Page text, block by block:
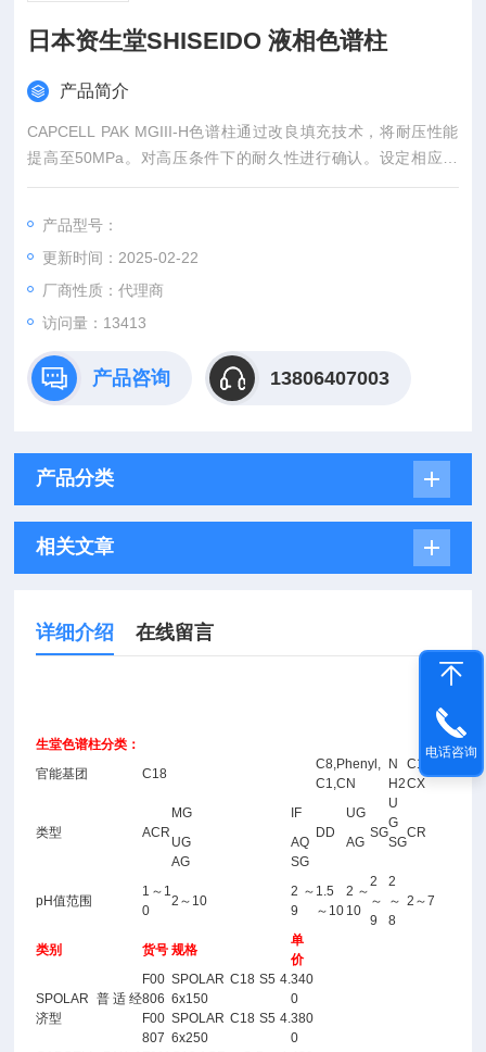
日本资生堂SHISEIDO 液相色谱柱
产品简介
CAPCELL PAK MGIII-H色谱柱通过改良填充技术，将耐压性能
提高至50MPa。对高压条件下的耐久性进行确认。设定相应流
速，使各色谱柱压力达到50MPa。横轴是进样次数，纵轴是理论
III-H在600次进样后理论塔板数仍未降低，维持率为100%。
产品型号：
更新时间：2025-02-22
厂商性质：代理商
访问量：13413
产品咨询 13806407003
产品分类
相关文章
详细介绍 在线留言
生堂色谱柱分类：
官能基团
C18
C8,Phenyl,
C1,CN
N
H2
C18+S
CX
类型 ACR
MG
IF
DD
UG
SG
U
G
CR
UG AQ AG
SG
AG
SG
pH值范围
1～1
0
2～10
2～
9
1.5
～10
2～
10
2
～
9
2
～
8
2～7
类别 货号 规格
单
价
SPOLAR 普适经
济型
F00
806
SPOLAR C18 S5 4.
6x150
340
0
F00
807
SPOLAR C18 S5 4.
6x250
380
0
电话咨询